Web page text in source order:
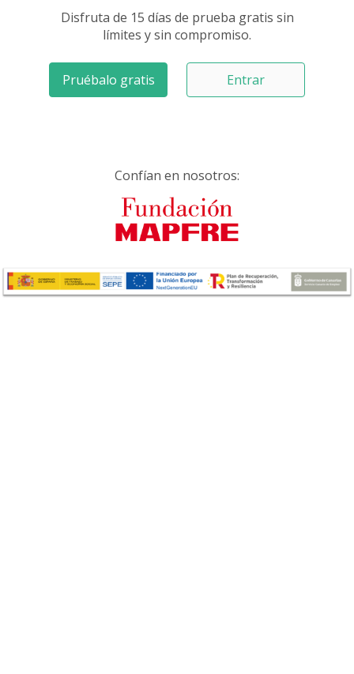
Disfruta de 15 días de prueba gratis sin
límites y sin compromiso.
Pruébalo gratis Entrar
Confían en nosotros: